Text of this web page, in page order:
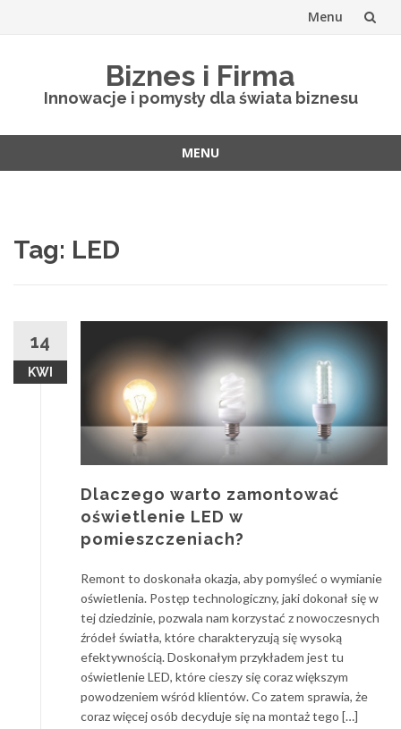
Menu
Biznes i Firma
Innowacje i pomysły dla świata biznesu
MENU
Tag: LED
14
KWI
Dlaczego warto zamontować
oświetlenie LED w
pomieszczeniach?
Remont to doskonała okazja, aby pomyśleć o wymianie
oświetlenia. Postęp technologiczny, jaki dokonał się w
tej dziedzinie, pozwala nam korzystać z nowoczesnych
źródeł światła, które charakteryzują się wysoką
efektywnością. Doskonałym przykładem jest tu
oświetlenie LED, które cieszy się coraz większym
powodzeniem wśród klientów. Co zatem sprawia, że
coraz więcej osób decyduje się na montaż tego […]